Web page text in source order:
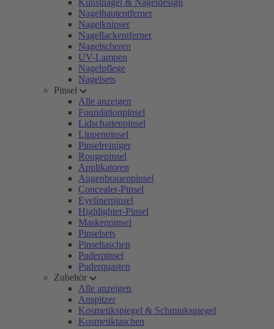
Kunstnägel & Nageldesign
Nagelhautentferner
Nagelknipser
Nagellackentferner
Nagelscheren
UV-Lampen
Nagelpflege
Nagelsets
Pinsel
Alle anzeigen
Foundationpinsel
Lidschattenpinsel
Lippenpinsel
Pinselreiniger
Rougepinsel
Applikatoren
Augenbrauenpinsel
Concealer-Pinsel
Eyelinerpinsel
Highlighter-Pinsel
Maskenpinsel
Pinselsets
Pinseltaschen
Puderpinsel
Puderquasten
Zubehör
Alle anzeigen
Anspitzer
Kosmetikspiegel & Schminkspiegel
Kosmetiktaschen